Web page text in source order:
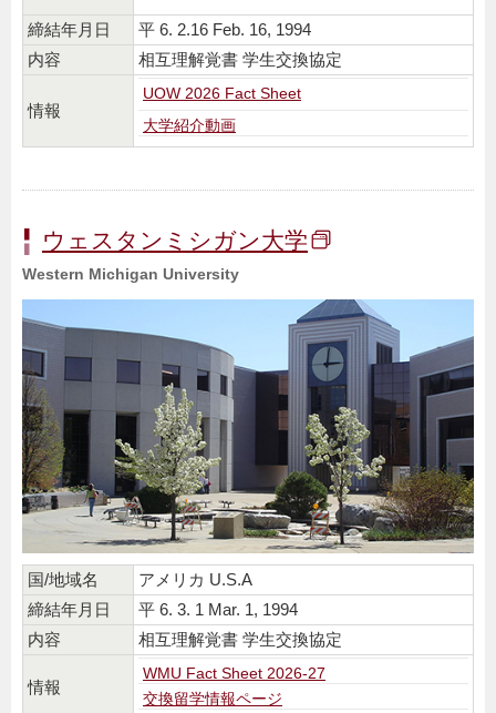
締結年月日
平 6. 2.16 Feb. 16, 1994
内容
相互理解覚書 学生交換協定
情報
UOW 2026 Fact Sheet
大学紹介動画
ウェスタンミシガン大学
Western Michigan University
国/地域名
アメリカ U.S.A
締結年月日
平 6. 3. 1 Mar. 1, 1994
内容
相互理解覚書 学生交換協定
情報
WMU Fact Sheet 2026-27
交換留学情報ページ